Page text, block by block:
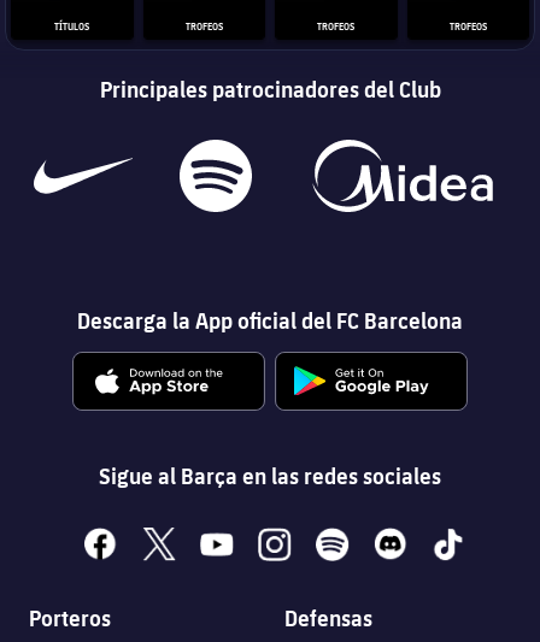
TÍTULOS TROFEOS TROFEOS TROFEOS
Principales patrocinadores del Club
Descarga la App oficial del FC Barcelona
Sigue al Barça en las redes sociales
facebook
x youtubeinstagramspotify discord tiktok
Porteros Defensas